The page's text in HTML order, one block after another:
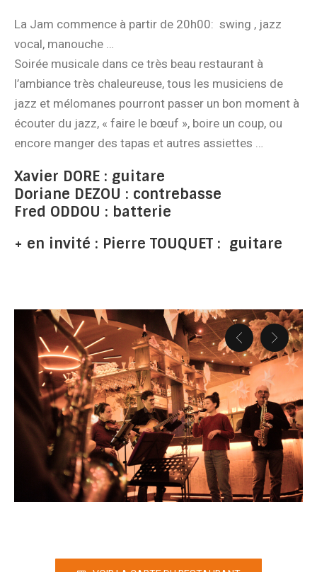
La Jam commence à partir de 20h00: swing , jazz
vocal, manouche …
Soirée musicale dans ce très beau restaurant à
l’ambiance très chaleureuse, tous les musiciens de
jazz et mélomanes pourront passer un bon moment à
écouter du jazz, « faire le bœuf », boire un coup, ou
encore manger des tapas et autres assiettes …
Xavier DORE : guitare
Doriane DEZOU : contrebasse
Fred ODDOU : batterie
+ en invité : Pierre TOUQUET : guitare